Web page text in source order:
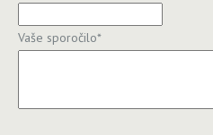
Vaše sporočilo*